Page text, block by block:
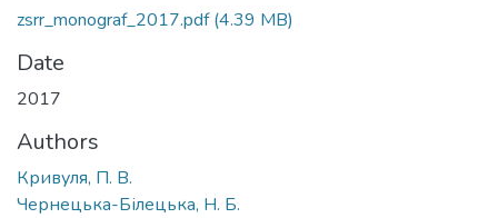
zsrr_monograf_2017.pdf(4.39 MB)
Date
2017
Authors
Кривуля, П. В.
Чернецька-Білецька, Н. Б.